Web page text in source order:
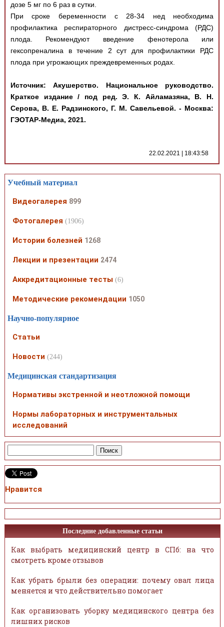
дозе 5 мг по 6 раз в сутки.
При сроке беременности с 28-34 нед необходима
профилактика респираторного дистресс-синдрома (РДС)
плода. Рекомендуют введение фенотерола или
гексопреналина в течение 2 сут для профилактики РДС
плода при угрожающих преждевременных родах.
Источник: Акушерство. Национальное руководство.
Краткое издание / под ред. Э. К. Айламазяна, В. Н.
Серова, В. Е. Радзинского, Г. М. Савельевой. - Москва:
ГЭОТАР-Медиа, 2021.
22.02.2021 | 18:43:58
Учебный материал
Видеогалерея 899
Фотогалерея (1906)
Истории болезней 1268
Лекции и презентации 2474
Аккредитационные тесты (6)
Методические рекомендации 1050
Научно-популярное
Статьи
Новости (244)
Медицинская стандартизация
Нормативы экстренной и неотложной помощи
Нормы лабораторных и инструментальных
исследований
Нравится
Последние добавленные статьи
Как выбрать медицинский центр в СПб: на что
смотреть кроме отзывов
Как убрать брыли без операции: почему овал лица
меняется и что действительно помогает
Как организовать уборку медицинского центра без
лишних рисков